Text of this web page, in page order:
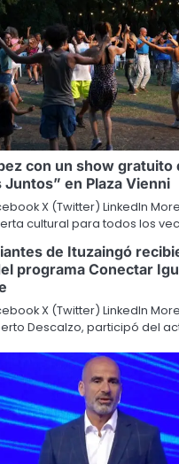
con un show gratuito
Juntos” en Plaza Vienni
X (Twitter) LinkedIn
cultural para todos los
de Ituzaingó
programa Conectar
X (Twitter) LinkedIn
Descalzo, participó del